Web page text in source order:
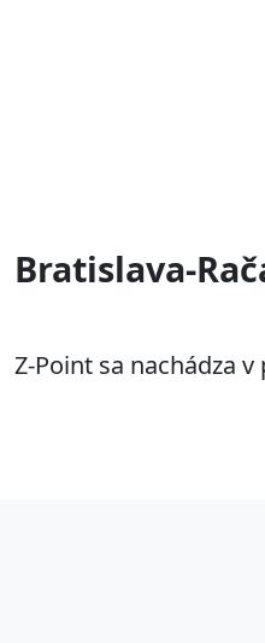
Bratislava-
Z-Point sa nachádza